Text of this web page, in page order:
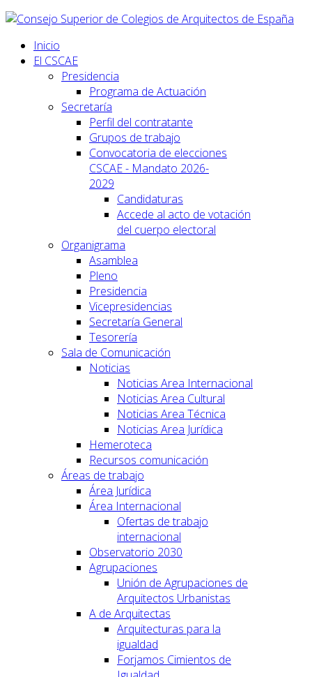
Inicio
El CSCAE
Presidencia
Programa de Actuación
Secretaría
Perfil del contratante
Grupos de trabajo
Convocatoria de elecciones
CSCAE - Mandato 2026-
2029
Candidaturas
Accede al acto de votación
del cuerpo electoral
Organigrama
Asamblea
Pleno
Presidencia
Vicepresidencias
Secretaría General
Tesorería
Sala de Comunicación
Noticias
Noticias Area Internacional
Noticias Area Cultural
Noticias Area Técnica
Noticias Area Jurídica
Hemeroteca
Recursos comunicación
Áreas de trabajo
Área Jurídica
Área Internacional
Ofertas de trabajo
internacional
Observatorio 2030
Agrupaciones
Unión de Agrupaciones de
Arquitectos Urbanistas
A de Arquitectas
Arquitecturas para la
igualdad
Forjamos Cimientos de